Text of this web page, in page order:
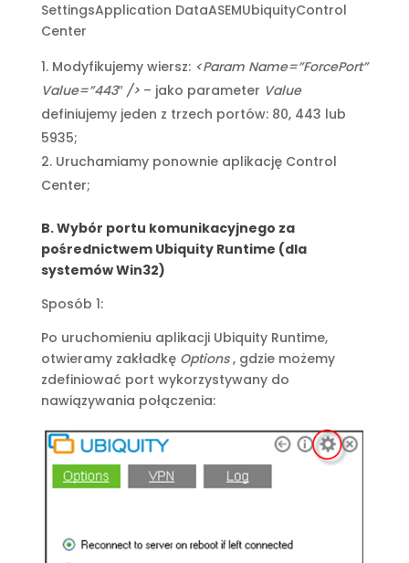
SettingsApplication DataASEMUbiquityControl
Center
Modyfikujemy wiersz: <Param Name=”ForcePort”
Value=”443″ />– jako parameter Value
definiujemy jeden z trzech portów: 80, 443 lub
5935;
Uruchamiamy ponownie aplikację Control
Center;
B. Wybór portu komunikacyjnego za
pośrednictwem Ubiquity Runtime (dla
systemów Win32)
Sposób 1:
Po uruchomieniu aplikacji Ubiquity Runtime,
otwieramy zakładkę Options, gdzie możemy
zdefiniować port wykorzystywany do
nawiązywania połączenia: